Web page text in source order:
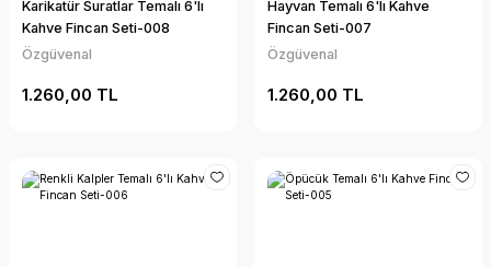
Karikatür Suratlar Temalı 6'lı
Kahve Fincan Seti-008
Özgüvenal
1.260,00 TL
Hayvan Temalı 6'lı Kahve
Fincan Seti-007
Özgüvenal
1.260,00 TL